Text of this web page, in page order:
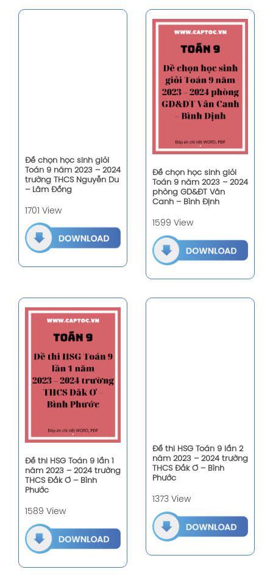
Đề chọn học sinh giỏi
Toán 9 năm 2023 – 2024
trường THCS Nguyễn Du
– Lâm Đồng
1701 View
Đề chọn học sinh giỏi
Toán 9 năm 2023 – 2024
phòng GD&ĐT Vân
Canh – Bình Định
1599 View
Đề thi HSG Toán 9 lần 1
năm 2023 – 2024 trường
THCS Đắk Ơ – Bình
Phước
1589 View
Đề thi HSG Toán 9 lần 2
năm 2023 – 2024 trường
THCS Đắk Ơ – Bình
1373 View